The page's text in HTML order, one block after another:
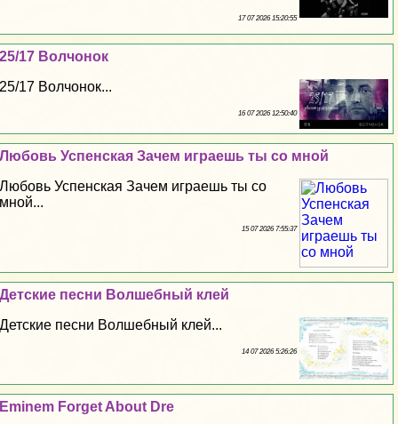
17 07 2026 15:20:55
25/17 Волчонок
25/17 Волчонок...
16 07 2026 12:50:40
Любовь Успенская Зачем играешь ты со мной
Любовь Успенская Зачем играешь ты со
мной...
15 07 2026 7:55:37
Детские песни Волшебный клей
Детские песни Волшебный клей...
14 07 2026 5:26:26
Eminem Forget About Dre